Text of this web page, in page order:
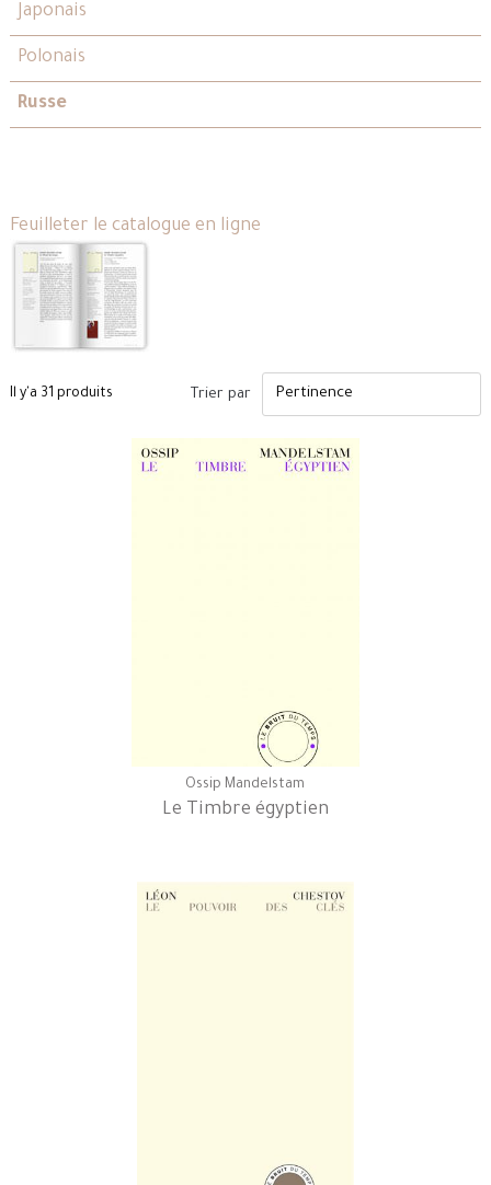
Japonais
Polonais
Russe
Feuilleter le catalogue en ligne
Il y'a 31 produits Trier par
Ossip Mandelstam
Le Timbre égyptien